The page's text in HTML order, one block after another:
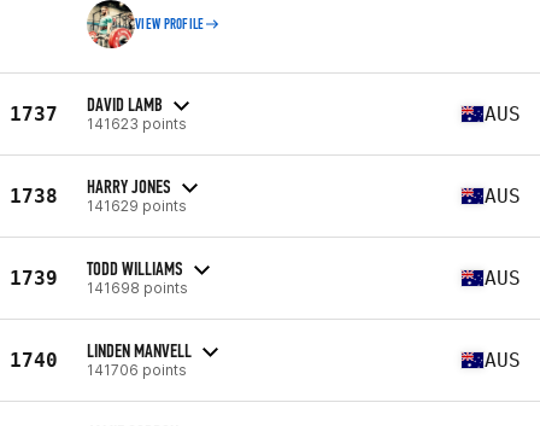
VIEW PROFILE
1737 DAVID LAMB
141623 points AUS
1738 HARRY JONES
141629 points AUS
1739 TODD WILLIAMS
141698 points AUS
1740 LINDEN MANVELL
141706 points AUS